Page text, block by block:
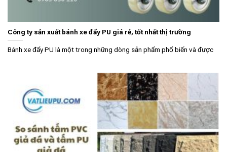
Công ty sản xuất bánh xe đẩy PU giá rẻ, tốt nhất thị trường
Bánh xe đẩy PU là một trong những dòng sản phẩm phổ biến và được